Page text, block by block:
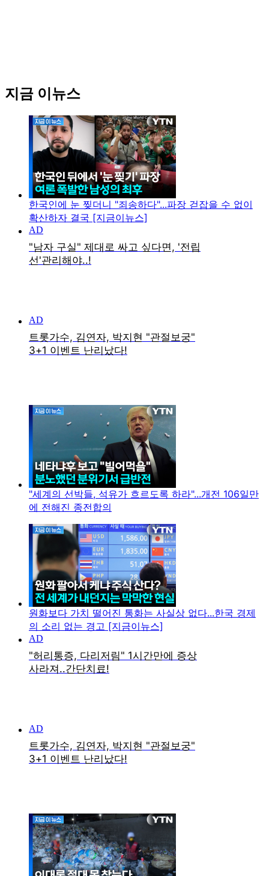
지금 이뉴스
한국인에 눈 찢더니 "죄송하다"...파장 걷잡을 수 없이
확산하자 결국 [지금이뉴스]
"세계의 선박들, 석유가 흐르도록 하라"...개전 106일만
에 전해진 종전합의
원화보다 가치 떨어진 통화는 사실상 없다...한국 경제
의 소리 없는 경고 [지금이뉴스]